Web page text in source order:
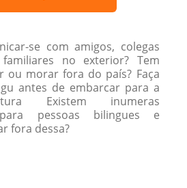
se com amigos, colegas
no exterior? Tem
ou morar fora do país? Faça
antes de embarcar para a
Existem inumeras
pessoas bilingues e
fora dessa?